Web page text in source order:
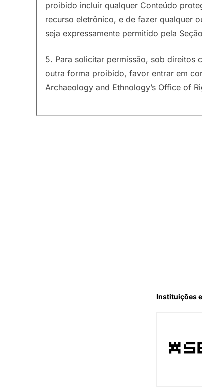
proibido incluir qualquer Conteúdo
recurso eletrônico, e de fazer qualquer
seja expressamente permitido pela
5. Para solicitar permissão, sob direitos
outra forma proibido, favor entrar em
Archaeology and Ethnology’s Office of
Instituições